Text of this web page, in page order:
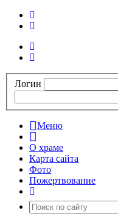
Логин
Меню
О храме
Карта сайта
Фото
Пожертвование